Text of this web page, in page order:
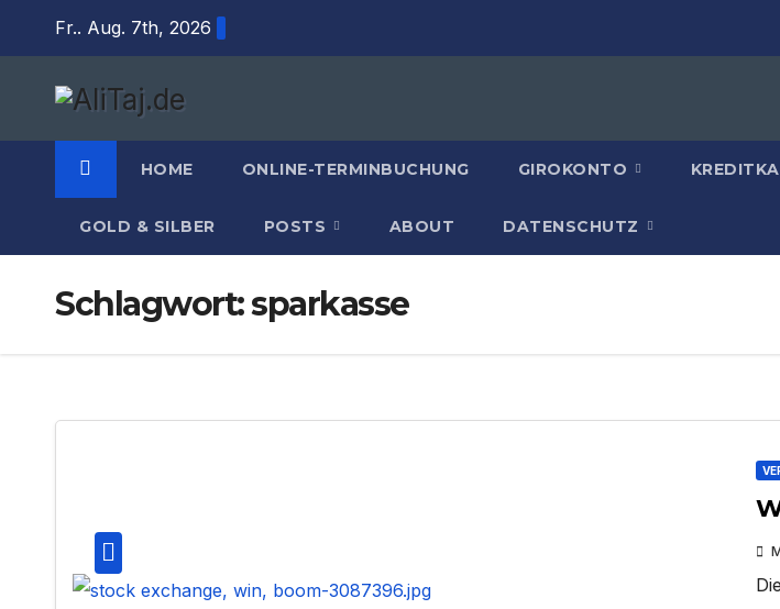
springen
Fr.. Aug. 7th, 2026
HOME ONLINE-TERMINBUCHUNG GIROKONTO
GOLD & SILBER POSTS ABOUT DATENSCHUTZ
Schlagwort:sparkasse